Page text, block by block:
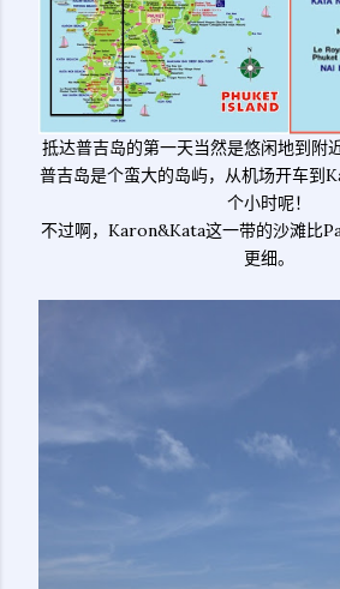
抵达普吉岛的第一天当然是悠闲地到附
普吉岛是个蛮大的岛屿，从机场开车到
个小时呢！
不过啊，Karon&Kata这一带的沙滩比
更细。